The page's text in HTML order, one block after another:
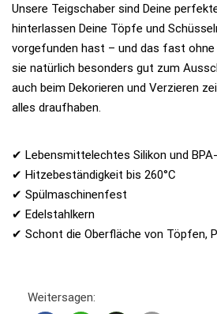
Unsere Teigschaber sind Deine
hinterlassen Deine Töpfe und
vorgefunden hast – und das fast ohne
sie natürlich besonders gut zum
auch beim Dekorieren und Verzieren
alles draufhaben.
✔ Lebensmittelechtes Silikon und
✔ Hitzebeständigkeit bis 260°C
✔ Spülmaschinenfest
✔ Edelstahlkern
✔ Schont die Oberfläche von Töpfen,
Weitersagen: